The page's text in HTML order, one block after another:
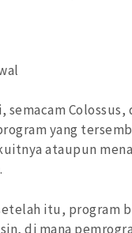
semacam
yang
ataupun
itu, program
di mana